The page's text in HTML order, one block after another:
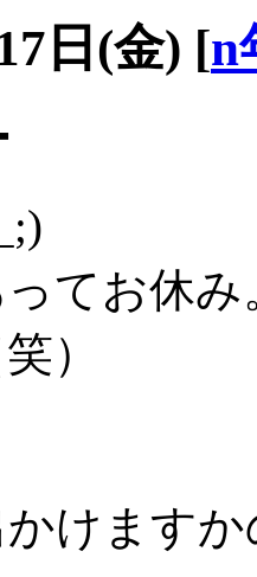
日(金) [n
ってお休
）
かけます